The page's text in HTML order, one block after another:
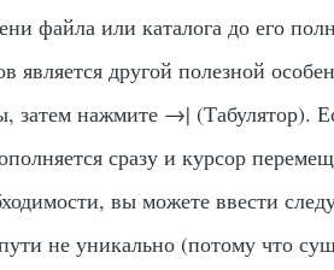
файла или каталога до его
является другой полезной
затем нажмите →| (Табулятор).
сразу и курсор
вы можете ввести
не уникально (потому что